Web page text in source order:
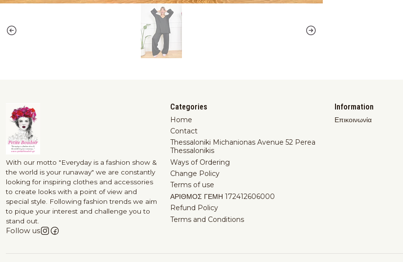
With our motto "Everyday is a fashion show &
the world is your runaway" we are constantly
looking for inspiring clothes and accessories
to create looks with a point of view and
special style. Following fashion trends we aim
to pique your interest and challenge you to
stand out.
Follow us
Categories
Home
Contact
Thessaloniki Michanionas Avenue 52 Perea
Thessalonikis
Ways of Ordering
Change Policy
Terms of use
ΑΡΙΘΜΟΣ ΓΕΜΗ 172412606000
Refund Policy
Terms and Conditions
Information
Επικοινωνία